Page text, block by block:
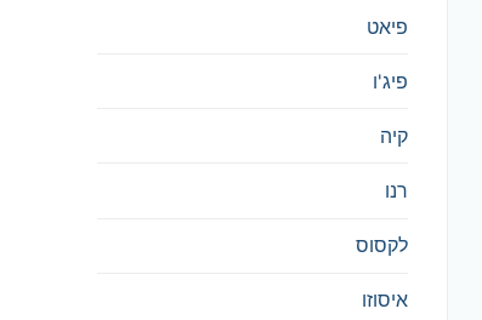
פיאט
פיג'ו
קיה
רנו
לקסוס
איסוזו